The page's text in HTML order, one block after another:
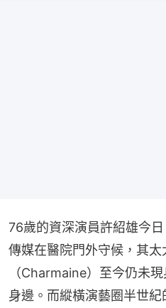
76歲的資深演員許紹雄今
傳媒在醫院門外守候，其
（Charmaine）至今仍未
身邊。而縱橫演藝圈半世